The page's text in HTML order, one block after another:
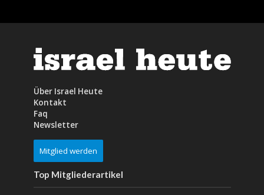
Über Israel Heute
Kontakt
Faq
Newsletter
Mitglied werden
Top Mitgliederartikel